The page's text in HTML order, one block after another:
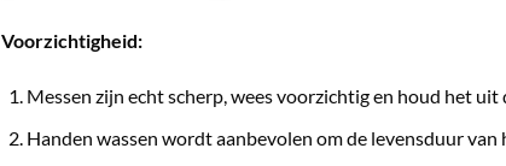
Voorzichtigheid:
Messen zijn echt scherp, wees voorzichtig en houd het
Handen wassen wordt aanbevolen om de levensduur van